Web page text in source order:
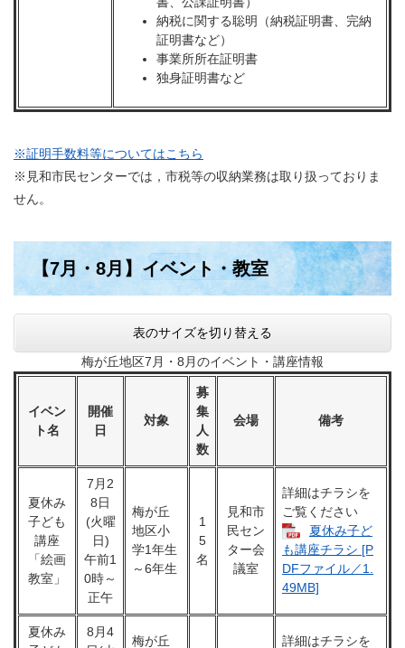
納税に関する聡明（納税証明書、完納
証明書など）
事業所所在証明書
独身証明書など
※証明手数料等についてはこちら
※見和市民センターでは，市税等の収納業務は取り扱っておりま
せん。
【7月・8月】イベント・教室
表のサイズを切り替える
梅が丘地区7月・8月のイベント・講座情報
イベン
ト名
開催
日
対象
募
集
人
数
会場 備考
夏休み
子ども
講座
「絵画
教室」
7月2
8日
(火曜
日)
午前1
0時～
正午
梅が丘
地区小
学1年生
～6年生
1
5
名
見和市
民セン
ター会
議室
詳細はチラシを
ご覧ください
夏休み子ど
も講座チラシ [P
DFファイル／1.
49MB]
夏休み
8月4
梅が丘
詳細はチラシを